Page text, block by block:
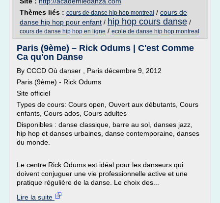
Thèmes liés : cours de danse hip hop montreal / cours de
danse hip hop pour enfant / hip hop cours danse /
cours de danse hip hop en ligne / ecole de danse hip hop montreal
Paris (9ème) – Rick Odums | C'est Comme
Ca qu'on Danse
By CCCD Où danser , Paris décembre 9, 2012
Paris (9ème) - Rick Odums
Site officiel
Types de cours: Cours open, Ouvert aux débutants, Cours
enfants, Cours ados, Cours adultes
Disponibles : danse classique, barre au sol, danses jazz,
hip hop et danses urbaines, danse contemporaine, danses
du monde.
Le centre Rick Odums est idéal pour les danseurs qui
doivent conjuguer une vie professionnelle active et une
pratique régulière de la danse. Le choix des...
Lire la suite